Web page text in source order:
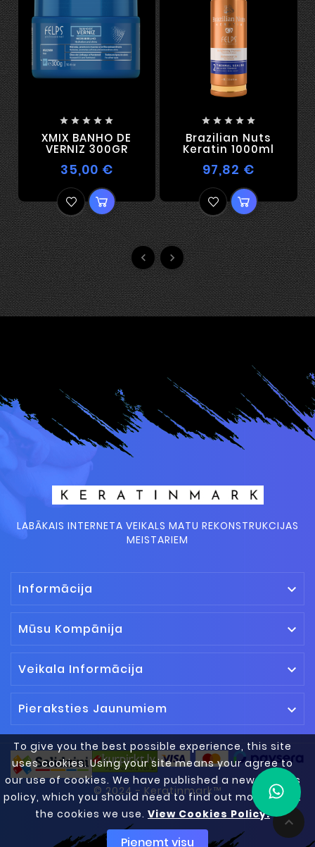
To give you the best possible experience, this site
uses cookies. Using your site means your agree to
our use of cookies. We have published a new cookies
policy, which you should need to find out more about
the cookies we use. View Cookies Policy.
Pieņemt visu
    
XMIX BANHO DE
VERNIZ 300GR
35,00 €
    
Brazilian Nuts
Keratin 1000ml
97,82 €
 
LABĀKAIS INTERNETA VEIKALS MATU REKONSTRUKCIJAS
MEISTARIEM
Informācija 
Mūsu Kompānija 
Veikala Informācija 
Pieraksties Jaunumiem 

© 2024 - Keratinmark™